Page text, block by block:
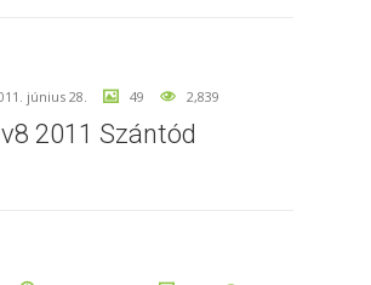
június 28. 49 2,839
2011 Szántód